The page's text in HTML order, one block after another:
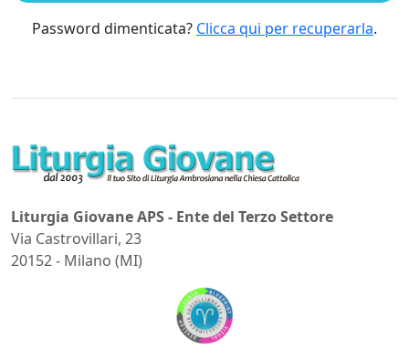
Password dimenticata? Clicca qui per recuperarla.
Liturgia Giovane APS - Ente del Terzo Settore
Via Castrovillari, 23
20152 - Milano (MI)